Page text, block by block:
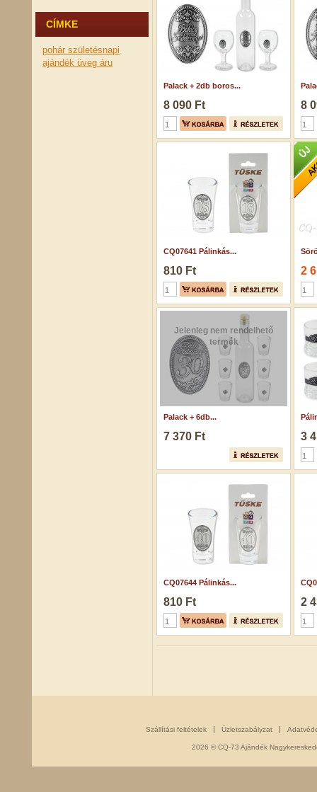
CÍMKE
pohár születésnapi
ajándék üveg áru
Palack + 2db boros...
8 090 Ft 8
CQ07641 Pálinkás...
810 Ft 2
Jelenleg nem rendelhető
termék
Palack + 6db...
7 370 Ft 3
CQ07644 Pálinkás...
810 Ft 2
Szállítási feltételek Üzletszabályzat
2026 © CQ-73 Ajándék